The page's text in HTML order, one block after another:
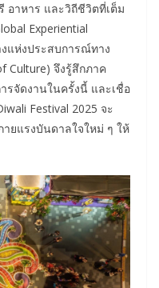
อาหาร และวิถีชีวิตที่เต็ม
Experiential
แห่งประสบการณ์ทาง
Culture) จึงรู้สึกภาค
รจัดงานในครั้งนี้ และเชื่อ
Festival 2025 จะ
ยแรงบันดาลใจใหม่ ๆ ให้